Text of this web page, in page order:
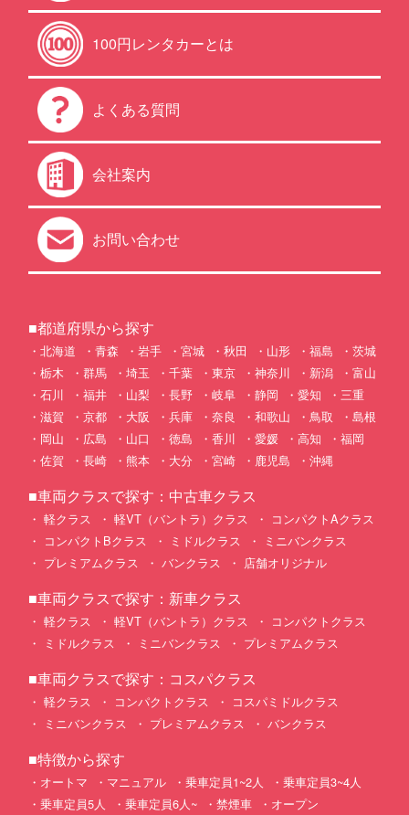
100円レンタカーとは
よくある質問
会社案内
お問い合わせ
■都道府県から探す
北海道 青森 岩手 宮城 秋田 山形 福島
茨城
栃木
群馬 埼玉 千葉 東京 神奈川 新潟
富山
石川
福井 山梨 長野 岐阜 静岡 愛知
三重
滋賀
京都 大阪 兵庫 奈良 和歌山 鳥取
島根
岡山
広島 山口 徳島 香川 愛媛 高知
福岡
佐賀
長崎 熊本 大分 宮崎 鹿児島 沖縄
■車両クラスで探す：中古車クラス
軽クラス 軽VT（バントラ）クラス
コンパクトAクラス
コンパクトBクラス
ミドルクラス
ミニバンクラス
プレミアムクラス
バンクラス 店舗オリジナル
■車両クラスで探す：新車クラス
軽クラス 軽VT（バントラ）クラス
コンパクトクラス
ミドルクラス
ミニバンクラス プレミアムクラス
■車両クラスで探す：コスパクラス
軽クラス コンパクトクラス
コスパミドルクラス
ミニバンクラス
プレミアムクラス バンクラス
■特徴から探す
オートマ マニュアル 乗車定員1~2人
乗車定員3~4人
乗車定員5人
乗車定員6人~ 禁煙車 オープン